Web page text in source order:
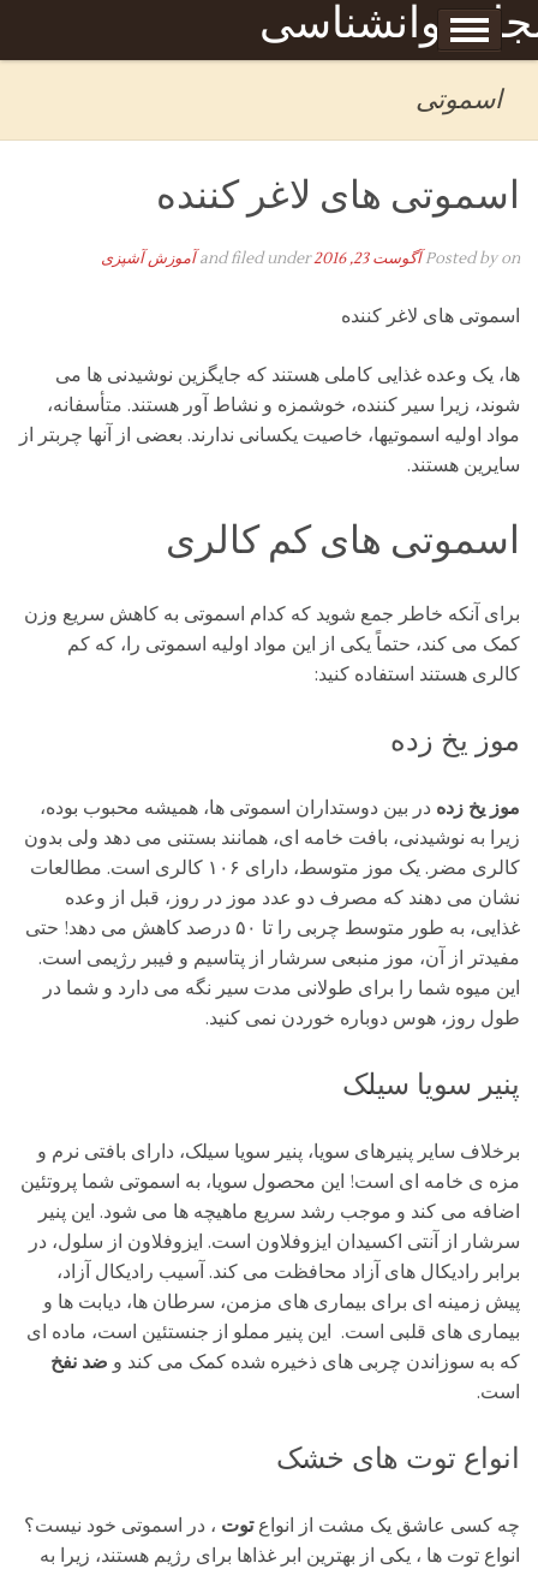
روانشناسی
Skip to content
برگه نمونه
اسموتی
اسموتی های لاغر کننده
Posted byon آگوست 23, 2016 and filed under آموزش آشپزی
اسموتی های لاغر کننده
ها، یک وعده غذایی کاملی هستند که جایگزین نوشیدنی ها می
شوند، زیرا سیر کننده، خوشمزه و نشاط آور هستند. متأسفانه،
مواد اولیه اسموتیها، خاصیت یکسانی ندارند. بعضی از آنها چربتر از
سایرین هستند.
اسموتی های کم کالری
برای آنکه خاطر جمع شوید که کدام اسموتی به کاهش سریع وزن
کمک می کند، حتماً یکی از این مواد اولیه اسموتی را، که کم
کالری هستند استفاده کنید:
موز یخ زده
موز یخ زده در بین دوستداران اسموتی ها، همیشه محبوب بوده،
زیرا به نوشیدنی، بافت خامه ای، همانند بستنی می دهد ولی بدون
کالری مضر. یک موز متوسط، دارای ۱۰۶ کالری است. مطالعات
نشان می دهند که مصرف دو عدد موز در روز، قبل از وعده
غذایی، به طور متوسط چربی را تا ۵۰ درصد کاهش می دهد! حتی
مفیدتر از آن، موز منبعی سرشار از پتاسیم و فیبر رژیمی است.
این میوه شما را برای طولانی مدت سیر نگه می دارد و شما در
طول روز، هوس دوباره خوردن نمی کنید.
پنیر سویا سیلک
برخلاف سایر پنیرهای سویا، پنیر سویا سیلک، دارای بافتی نرم و
مزه ی خامه ای است! این محصول سویا، به اسموتی شما پروتئین
اضافه می کند و موجب رشد سریع ماهیچه ها می شود. این پنیر
سرشار از آنتی اکسیدان ایزوفلاون است. ایزوفلاون از سلول، در
برابر رادیکال های آزاد محافظت می کند. آسیب رادیکال آزاد،
پیش زمینه ای برای بیماری های مزمن، سرطان ها، دیابت ها و
بیماری های قلبی است. این پنیر مملو از جنستئین است، ماده ای
که به سوزاندن چربی های ذخیره شده کمک می کند و ضد نفخ
است.
انواع توت های خشک
چه کسی عاشق یک مشت از انواعتوت ، در اسموتی خود نیست؟
انواع توت ها ، یکی از بهترین ابر غذاها برای رژیم هستند، زیرا به